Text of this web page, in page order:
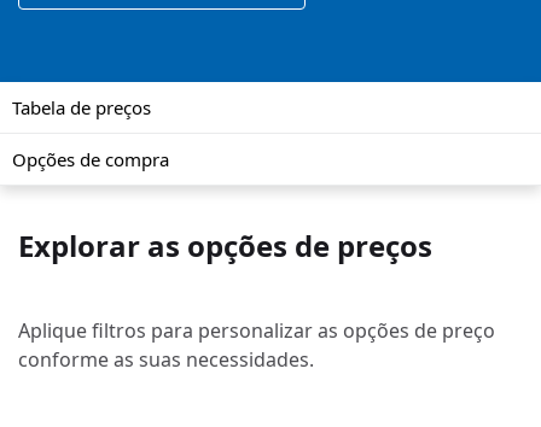
Tabela de preços
Opções de compra
Explorar as opções de preços
Aplique filtros para personalizar as opções de preço
conforme as suas necessidades.